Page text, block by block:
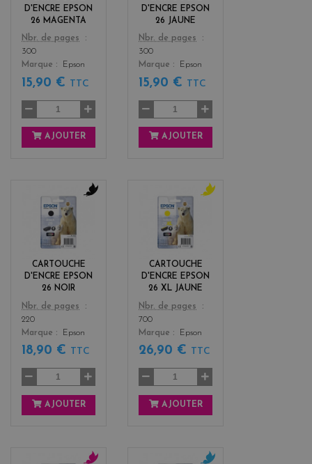
D'ENCRE EPSON
26 MAGENTA
Color
t
a
Nbr. de pages
300
Marque
Epson
15,90 € TTC
AJOUTER
D'ENCRE EPSON
26 JAUNE
Color
w
Nbr. de pages
300
Marque
Epson
15,90 € TTC
AJOUTER
CARTOUCHE
D'ENCRE EPSON
26 NOIR
Color
k
Nbr. de pages
220
Marque
Epson
18,90 € TTC
AJOUTER
CARTOUCHE
D'ENCRE EPSON
26 XL JAUNE
Color
o
w
Nbr. de pages
700
Marque
Epson
26,90 € TTC
AJOUTER